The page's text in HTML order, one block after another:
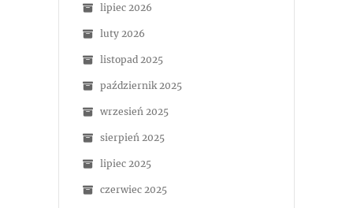
lipiec 2026
luty 2026
listopad 2025
październik 2025
wrzesień 2025
sierpień 2025
lipiec 2025
czerwiec 2025